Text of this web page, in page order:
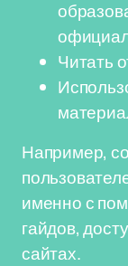
Читать
Например,
именно с
гайдов,
сайтах.